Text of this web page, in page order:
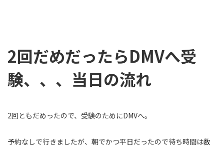
2回だめだったらDMVへ受
験、、、当日の流れ
2回ともだめったので、受験のためにDMVへ。
予約なしで行きましたが、朝でかつ平日だったので待ち時間は数